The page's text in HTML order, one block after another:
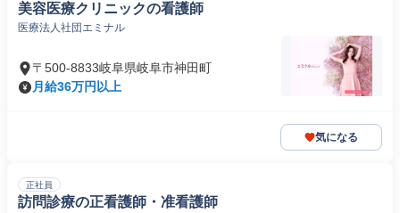
美容医療クリニックの看護師
医療法人社団エミナル
〒500-8833岐阜県岐阜市神田町
月給36万円以上
気になる
正社員
訪問診療の正看護師・准看護師